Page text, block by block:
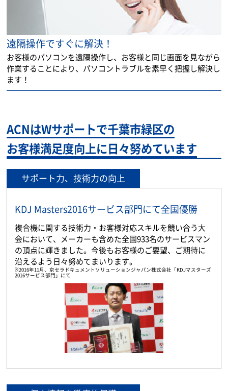
遠隔操作ですぐに解決！
お客様のパソコンを遠隔操作し、お客様と同じ画面を見ながら
作業することにより、パソコントラブルを素早く把握し解決し
ます！
ACNはWサポートで千葉市緑区の
お客様満足度向上に日々努めています
サポート力、技術力の向上
KDJ Masters2016サービス部門にて全国優勝
複合機に関する技術力・お客様対応スキルを競い合う大
会において、メーカーも含めた全国933名のサービスマン
の頂点に輝きました。今後もお客様のご要望、ご期待に
沿えるよう日々努めてまいります。
※2016年11月、京セラドキュメントソリューションジャパン株式会社「KDJマスターズ
2016サービス部門」にて